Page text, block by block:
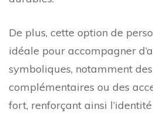
De plus, cette option de
idéale pour accompagner
symboliques, notamment des
complémentaires ou des
fort, renforçant ainsi